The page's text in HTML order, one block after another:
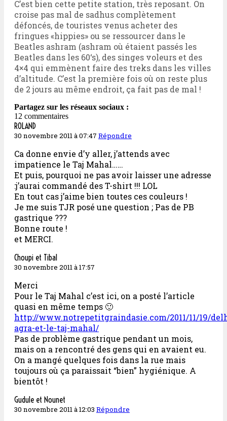
C’est bien cette petite station, très reposant. On
croise pas mal de sadhus complètement
défoncés, de touristes venus acheter des
fringues «hippies» ou se ressourcer dans le
Beatles ashram (ashram où étaient passés les
Beatles dans les 60‘s), des singes voleurs et des
4×4 qui emmènent faire des treks dans les villes
d’altitude. C’est la première fois où on reste plus
de 2 jours au même endroit, ça fait pas de mal !
Partagez sur les réseaux sociaux :
12 commentaires
ROLAND
30 novembre 2011 à 07:47 Répondre
Ca donne envie d’y aller, j’attends avec
impatience le Taj Mahal……
Et puis, pourquoi ne pas avoir laisser une adresse
:j’aurai commandé des T-shirt !!! LOL
En tout cas j’aime bien toutes ces couleurs !
Je me suis TJR posé une question ; Pas de PB
gastrique ???
Bonne route !
et MERCI.
Choupi et Tibal
30 novembre 2011 à 17:57
Merci
Pour le Taj Mahal c’est ici, on a posté l’article
quasi en même temps 🙂
http://www.notrepetitgraindasie.com/2011/11/19/
agra-et-le-taj-mahal/
Pas de problème gastrique pendant un mois,
mais on a rencontré des gens qui en avaient eu.
On a mangé quelques fois dans la rue mais
toujours où ça paraissait “bien” hygiénique. A
bientôt !
Gudule et Nounet
30 novembre 2011 à 12:03 Répondre